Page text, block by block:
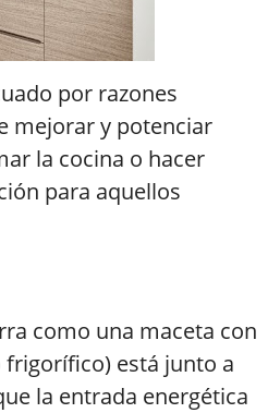
por razones
mejorar y potenciar
la cocina o hacer
para aquellos
como una maceta con
frigorífico) está junto a
la entrada energética